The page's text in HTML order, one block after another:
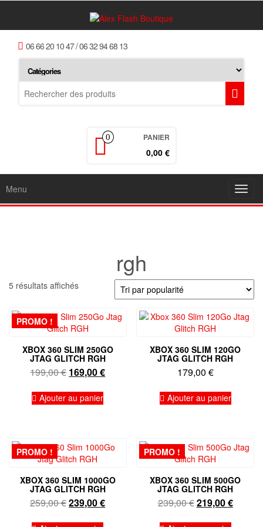
06 66 20 10 47 / 06 32 94 68 13
0 PANIER
0,00 €
Menu
rgh
5 résultats affichésTrié
PROMO !
XBOX 360 SLIM 250GO
JTAG GLITCH RGH
199,00€ Le
initial
169,00€Le
Ajouter au panier
XBOX 360 SLIM 120GO
JTAG GLITCH RGH
179,00 €
Ajouter au panier
PROMO !
XBOX 360 SLIM 1000GO
JTAG GLITCH RGH
259,00€Le
239,00€Le
PROMO !
XBOX 360 SLIM 500GO
JTAG GLITCH RGH
239,00€Le
219,00€Le